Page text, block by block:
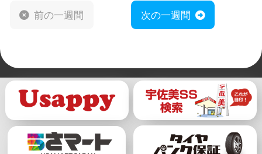
前の一週間 次の一週間